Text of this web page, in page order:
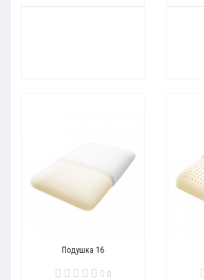
Подушка 16
0